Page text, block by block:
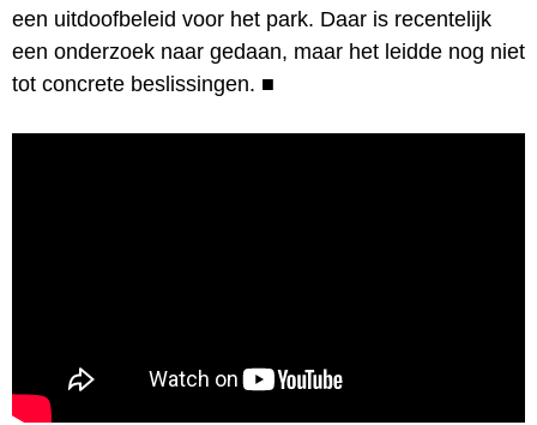
een uitdoofbeleid voor het park. Daar is recentelijk
een onderzoek naar gedaan, maar het leidde nog niet
tot concrete beslissingen. ■